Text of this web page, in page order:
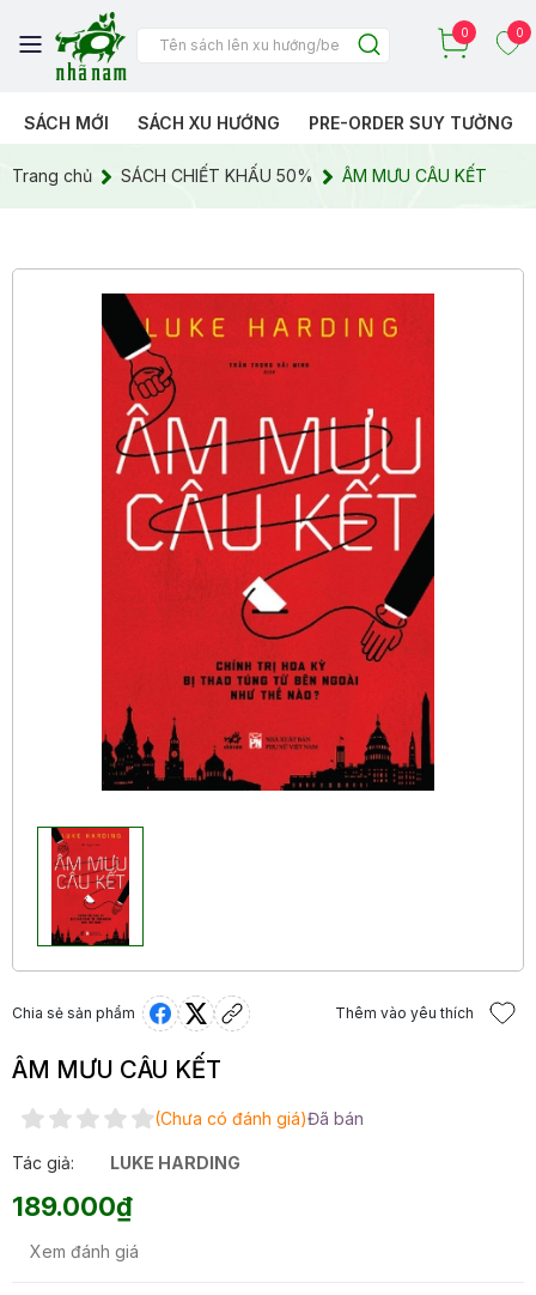
0 0
SÁCH MỚI SÁCH XU HƯỚNG PRE-ORDER SUY TƯỞNG
Trang chủ SÁCH CHIẾT KHẤU 50% ÂM MƯU CÂU KẾT
Chia sẻ sản phẩm Thêm vào yêu thích
ÂM MƯU CÂU KẾT
(Chưa có đánh giá)Đã bán
Tác giả: LUKE HARDING
189.000₫
Xem đánh giá